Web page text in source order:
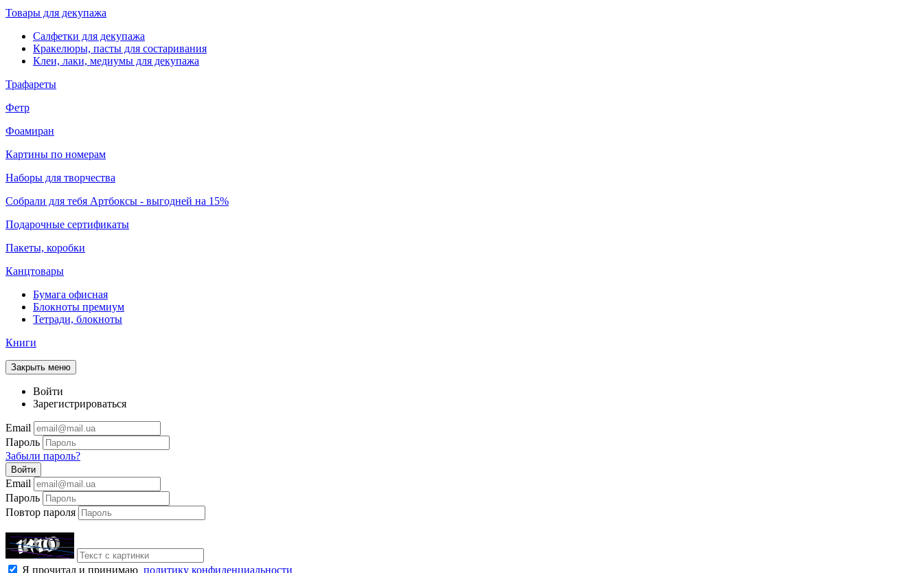
Товары для декупажа
Салфетки для декупажа
Кракелюры, пасты для состаривания
Клеи, лаки, медиумы для декупажа
Трафареты
Фетр
Фоамиран
Картины по номерам
Наборы для творчества
Собрали для тебя Артбоксы - выгодней на 15%
Подарочные сертификаты
Пакеты, коробки
Канцтовары
Бумага офисная
Блокноты премиум
Тетради, блокноты
Книги
Закрыть меню
Войти
Зарегистрироваться
Email
Пароль
Забыли пароль?
Войти
Email
Пароль
Повтор пароля
Я прочитал и принимаю политику конфиденциальности